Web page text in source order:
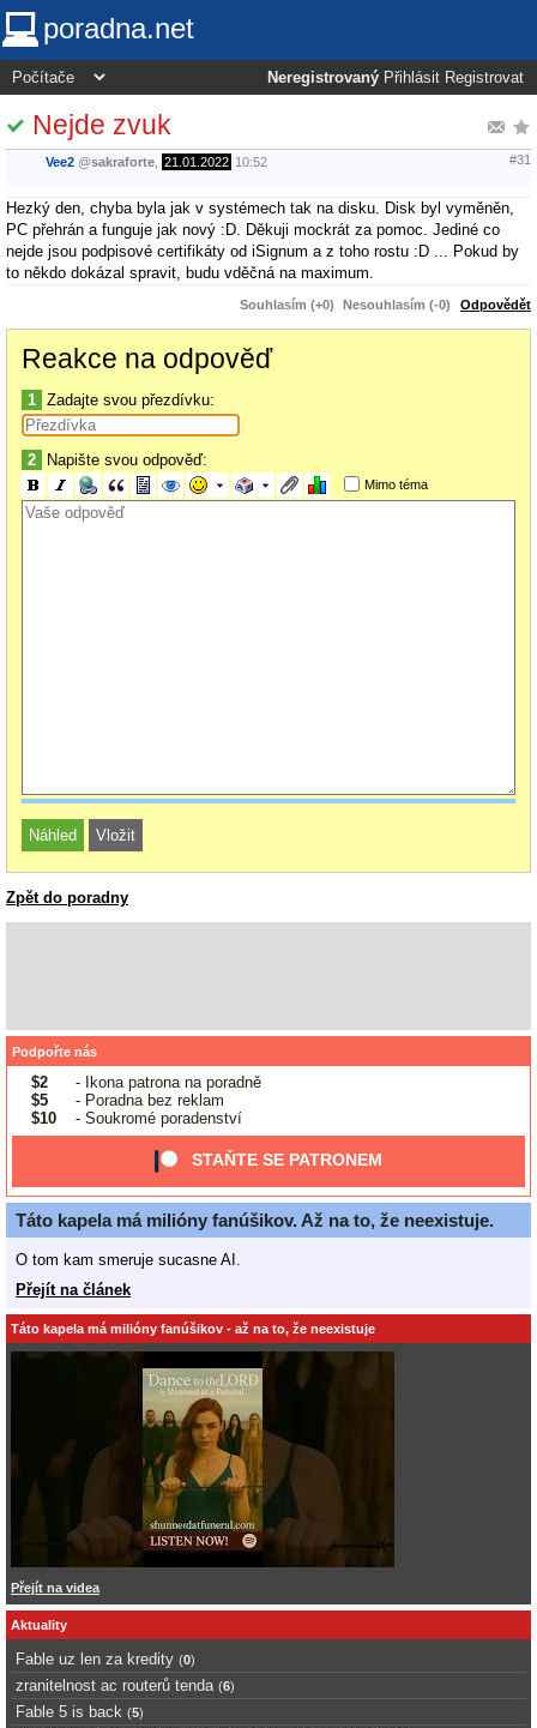
poradna.net
Neregistrovaný Přihlásit Registrovat
Nejde zvuk
Vee2 @sakraforte 21.01.2022 10:52 #31
Hezký den, chyba byla jak v systémech tak na disku. Disk byl vyměněn,
PC přehrán a funguje jak nový :D. Děkuji mockrát za pomoc. Jediné co
nejde jsou podpisové certifikáty od iSignum a z toho rostu :D ... Pokud by
to někdo dokázal spravit, budu vděčná na maximum.
Souhlasím (+0) Nesouhlasím (-0) Odpovědět
Reakce na odpověď
1 Zadajte svou přezdívku:
2 Napište svou odpověď:
Mimo téma
Zpět do poradny
Podpořte nás
$2
- Ikona patrona na poradně
$5
- Poradna bez reklam
$10
- Soukromé poradenství
STAŇTE SE PATRONEM
Táto kapela má milióny fanúšikov. Až na to, že neexistuje.
O tom kam smeruje sucasne AI.
Přejít na článek
Táto kapela má milióny fanúšikov - až na to, že neexistuje
Přejít na videa
Aktuality
Fable uz len za kredity (0)
zranitelnost ac routerů tenda (6)
Fable 5 is back (5)